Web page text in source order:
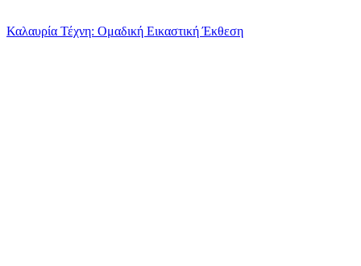
Καλαυρία Τέχνη: Ομαδική Εικαστική Έκθεση